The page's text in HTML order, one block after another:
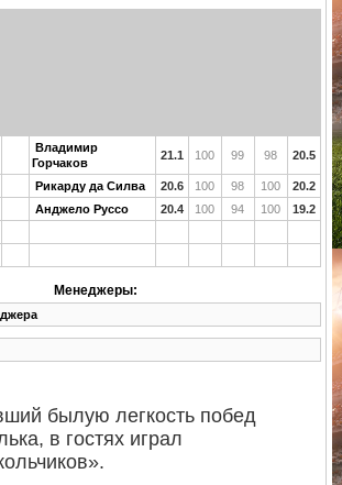
Владимир
Горчаков
21.1 100 99 98 20.5
Рикарду да Силва 20.6 100 98 100
20.2
Анджело Руссо 20.4 100 94 100 19.2
Менеджеры:
былую легкость побед
в гостях играл